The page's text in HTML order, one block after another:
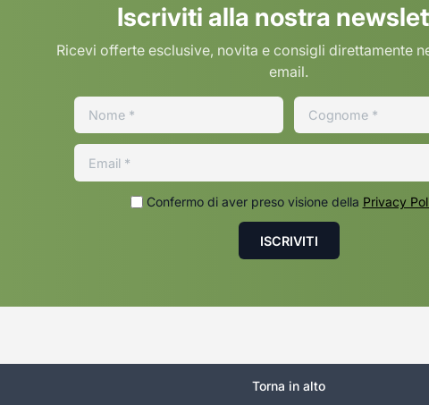
Iscriviti alla nostra
Ricevi offerte esclusive, novita e consigli direttamente
email.
Confermo di aver preso visione della Privacy
Torna in alto